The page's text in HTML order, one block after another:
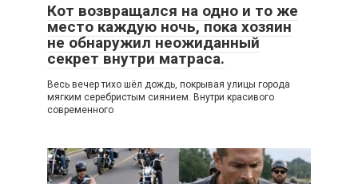
Кот возвращался на одно и то же
место каждую ночь, пока хозяин
не обнаружил неожиданный
секрет внутри матраса.
Весь вечер тихо шёл дождь, покрывая улицы города
мягким серебристым сиянием. Внутри красивого
современного